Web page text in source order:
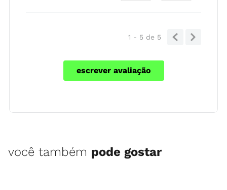
1 - 5 de 5
escrever avaliação
você também pode gostar